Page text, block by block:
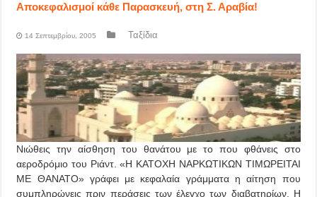
Αποκεφαλισμοί κάθε Παρασκευή, στη Σ. Αραβία!
14 Σεπτεμβρίου, 2005 Ταξίδια
Νιώθεις την αίσθηση του θανάτου με το που φθάνεις στο
αεροδρόμιο του Ριάντ. «Η ΚΑΤΟΧΗ ΝΑΡΚΩΤΙΚΩΝ ΤΙΜΩΡΕΙΤΑΙ
ΜΕ ΘΑΝΑΤΟ» γράφει με κεφαλαία γράμματα η αίτηση που
συμπληρώνεις πριν περάσεις των έλεγχο των διαβατηρίων. Η